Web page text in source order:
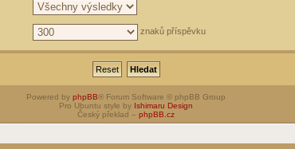
znaků příspěvku
Powered by phpBB® Forum Software © phpBB Group
Pro Ubuntu style by Ishimaru Design
Český překlad – phpBB.cz